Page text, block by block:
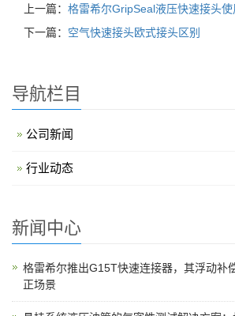
上一篇： 格雷希尔GripSeal液压快速接头使
下一篇： 空气快速接头欧式接头区别
导航栏目
公司新闻
行业动态
新闻中心
格雷希尔推出G15T快速连接器，其浮动补
正场景